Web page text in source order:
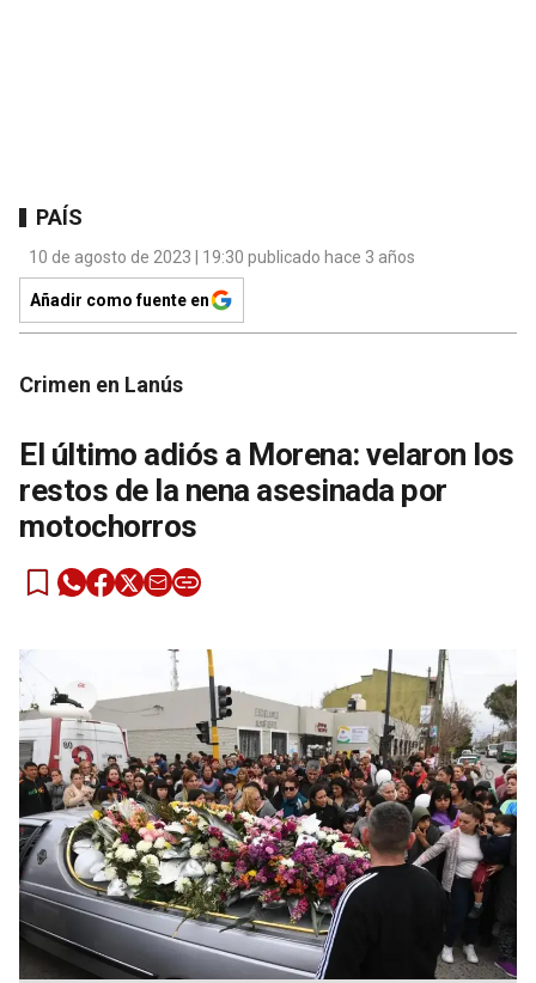
PAÍS
10 de agosto de 2023 | 19:30 publicado hace 3 años
Añadir como fuente en
Crimen en Lanús
El último adiós a Morena: velaron los
restos de la nena asesinada por
motochorros